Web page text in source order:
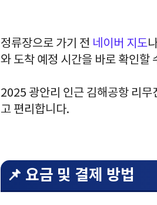
정류장으로 가기 전 네이버 지도
와 도착 예정 시간을 바로 확인할
2025 광안리 인근 김해공항 리무
고 편리합니다.
📌 요금 및 결제 방법